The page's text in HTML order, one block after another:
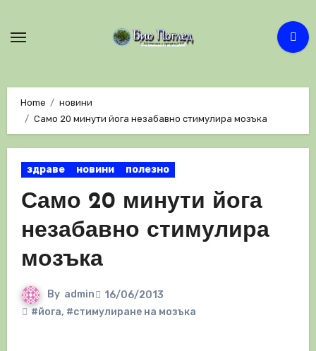
Home
новини
Само 20 минути йога незабавно стимулира мозъка
здраве новини полезно
Само 20 минути йога
незабавно стимулира
мозъка
By admin
16/06/2013
#йога, #стимулиране на мозъка